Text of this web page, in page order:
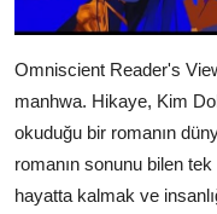
Omniscient Reader's
manhwa. Hikaye, Kim
okuduğu bir romanın
romanın sonunu bilen
hayatta kalmak ve